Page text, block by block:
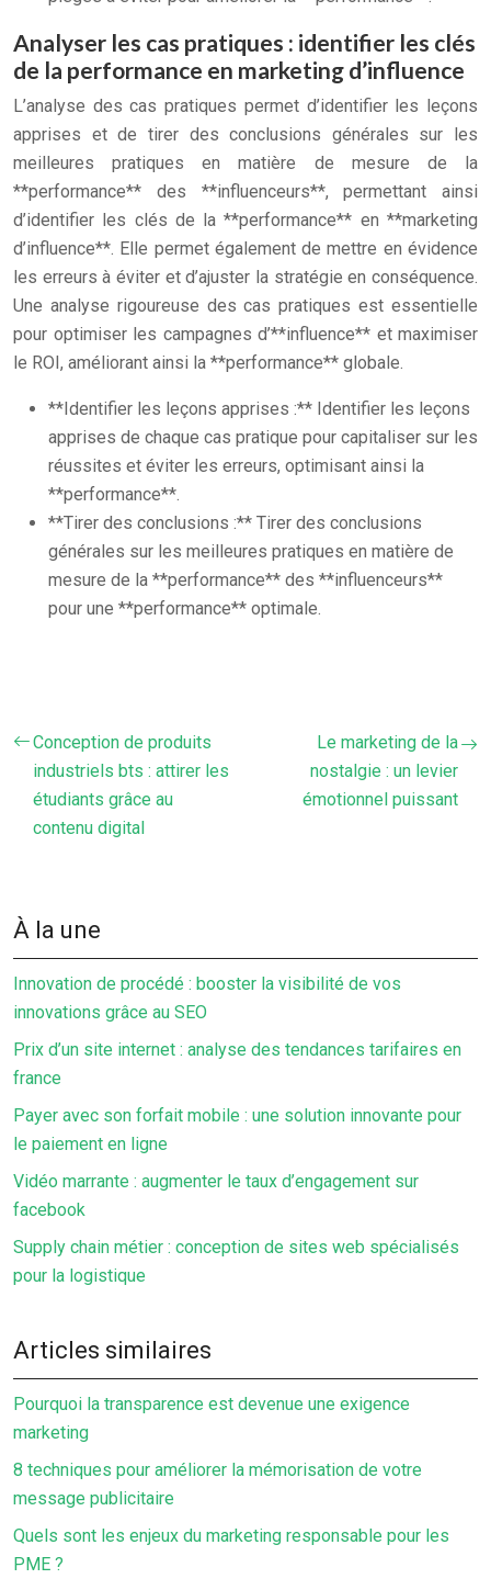
Analyser les cas pratiques : identifier les clés
de la performance en marketing d’influence
L’analyse des cas pratiques permet d’identifier les leçons
apprises et de tirer des conclusions générales sur les
meilleures pratiques en matière de mesure de la
**performance** des **influenceurs**, permettant ainsi
d’identifier les clés de la **performance** en **marketing
d’influence**. Elle permet également de mettre en évidence
les erreurs à éviter et d’ajuster la stratégie en conséquence.
Une analyse rigoureuse des cas pratiques est essentielle
pour optimiser les campagnes d’**influence** et maximiser
le ROI, améliorant ainsi la **performance** globale.
**Identifier les leçons apprises :** Identifier les leçons
apprises de chaque cas pratique pour capitaliser sur les
réussites et éviter les erreurs, optimisant ainsi la
**performance**.
**Tirer des conclusions :** Tirer des conclusions
générales sur les meilleures pratiques en matière de
mesure de la **performance** des **influenceurs**
pour une **performance** optimale.
Conception de produits
industriels bts : attirer les
étudiants grâce au
contenu digital
Le marketing de la
nostalgie : un levier
émotionnel puissant
À la une
Innovation de procédé : booster la visibilité de vos
innovations grâce au SEO
Prix d’un site internet : analyse des tendances tarifaires en
france
Payer avec son forfait mobile : une solution innovante pour
le paiement en ligne
Vidéo marrante : augmenter le taux d’engagement sur
facebook
Supply chain métier : conception de sites web spécialisés
pour la logistique
Articles similaires
Pourquoi la transparence est devenue une exigence
marketing
8 techniques pour améliorer la mémorisation de votre
message publicitaire
Quels sont les enjeux du marketing responsable pour les
PME ?